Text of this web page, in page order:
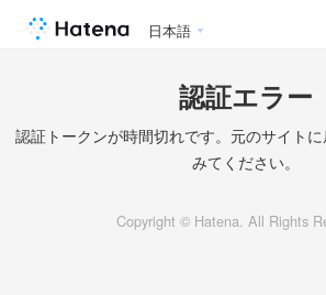
日本語
認証エラー
認証トークンが時間切れです。元のサイト
みてください。
Copyright © Hatena. All Rights